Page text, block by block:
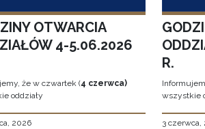
OTWARCIA
4-5.06.2026
że w czwartek (4 czerwca)
oddziały
2026
R.
wszystkie
3 czerwca,